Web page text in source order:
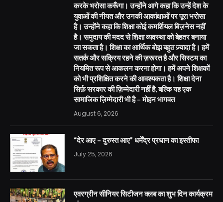
करके भरोसा करूँगा। उन्होंने आगे कहा कि उन्हें देश के
युवाओं की नीयत और उनकी आकांक्षाओं पर पूरा भरोसा
है। उन्होंने कहा कि शिक्षा कोई कमर्शियल बिज़नेस नहीं
है। समुदाय की मदद से शिक्षा व्यवस्था को बेहतर बनाया
जा सकता है। शिक्षा का आर्थिक बोझ बहुत ज़्यादा है। हमें
सतर्क और सक्रिय रहने की ज़रूरत है और सिस्टम का
नियमित रूप से आकलन करना होगा। हमें अपने शिक्षकों
को भी प्रशिक्षित करने की आवश्यकता है। शिक्षा देना
सिर्फ़ सरकार की ज़िम्मेदारी नहीं है, बल्कि यह एक
सामाजिक ज़िम्मेदारी भी है – मोहन भागवत
August 6, 2026
“देर आए – दुरुस्त आए” धर्मेंद्र प्रधान का इस्तीफा
July 25, 2026
एवरग्रीन सीनियर सिटीजन क्लब का शुभ दिन कार्यक्रम